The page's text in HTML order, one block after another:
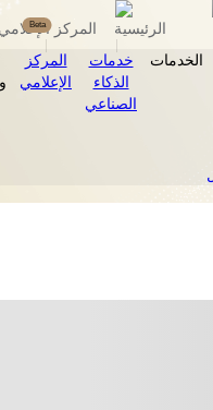
Beta
الخدمات
خدمات
الذكاء
الصناعي
المركز
الإعلامي
الرئيسية المركز الإعلامي